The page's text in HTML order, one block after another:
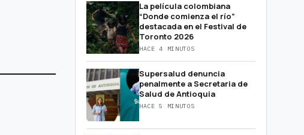
La película colombiana
“Donde comienza el río”
destacada en el Festival de
Toronto 2026
HACE 4 MINUTOS
Supersalud denuncia
penalmente a Secretaria de
Salud de Antioquia
HACE 5 MINUTOS